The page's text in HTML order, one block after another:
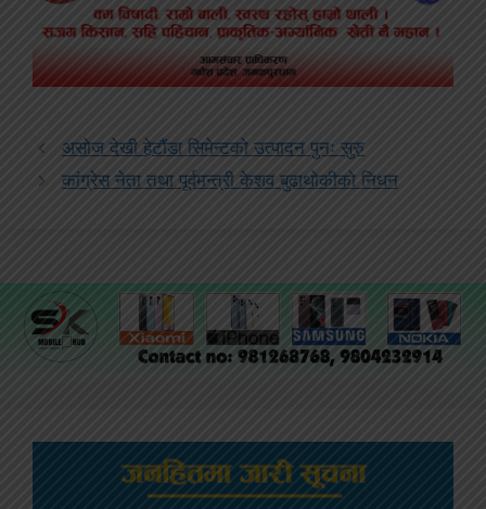
असोज देखी हेटौंडा सिमेन्टको उत्पादन पुनः सुरु
कांग्रेस नेता तथा पूर्वमन्त्री केशव बुढाथोकीको निधन